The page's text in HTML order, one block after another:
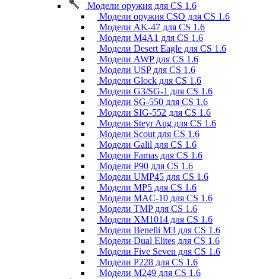
Модели оружия для CS 1.6
Модели оружия CSO для CS 1.6
Модели AK-47 для CS 1.6
Модели M4A1 для CS 1.6
Модели Desert Eagle для CS 1.6
Модели AWP для CS 1.6
Модели USP для CS 1.6
Модели Glock для CS 1.6
Модели G3/SG-1 для CS 1.6
Модели SG-550 для CS 1.6
Модели SIG-552 для CS 1.6
Модели Steyr Aug для CS 1.6
Модели Scout для CS 1.6
Модели Galil для CS 1.6
Модели Famas для CS 1.6
Модели P90 для CS 1.6
Модели UMP45 для CS 1.6
Модели MP5 для CS 1.6
Модели MAC-10 для CS 1.6
Модели TMP для CS 1.6
Модели XM1014 для CS 1.6
Модели Benelli M3 для CS 1.6
Модели Dual Elites для CS 1.6
Модели Five Seven для CS 1.6
Модели P228 для CS 1.6
Модели M249 для CS 1.6